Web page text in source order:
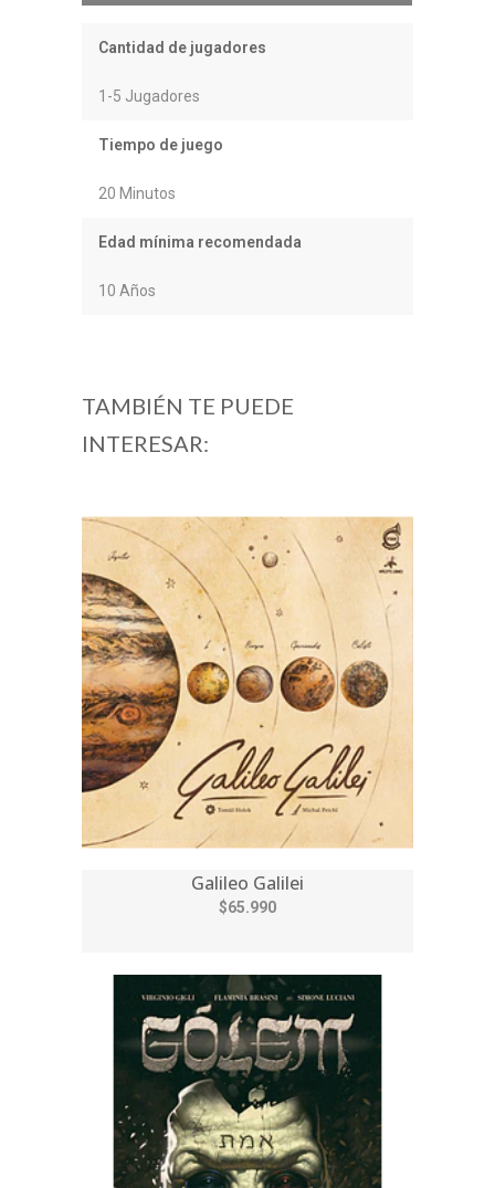
Cantidad de jugadores
1-5 Jugadores
Tiempo de juego
20 Minutos
Edad mínima recomendada
10 Años
TAMBIÉN TE PUEDE
INTERESAR:
Galileo Galilei
$65.990